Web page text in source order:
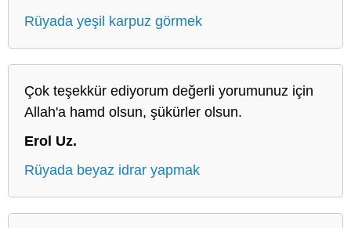
Rüyada yeşil karpuz görmek
Çok teşekkür ediyorum değerli yorumunuz için
Allah'a hamd olsun, şükürler olsun.
Erol Uz.
Rüyada beyaz idrar yapmak